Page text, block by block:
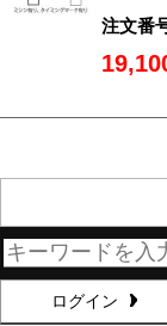
注文番
ログイン